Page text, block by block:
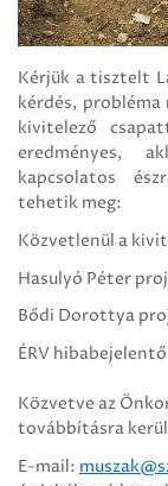
Kérjük a tisztelt
kérdés, probléma
kivitelező
eredményes,
kapcsolatos
tehetik meg:
Közvetlenül a
Hasulyó Péter
Bődi Dorottya
ÉRV
Közvetve az
továbbításra
E-mail: